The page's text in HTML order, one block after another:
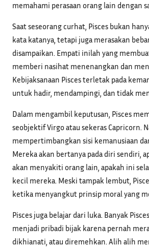
memahami perasaan orang lain dengan
Saat seseorang curhat, Pisces bukan
kata katanya, tetapi juga merasakan
disampaikan. Empati inilah yang
memberi nasihat menenangkan dan
Kebijaksanaan Pisces terletak pada
untuk hadir, mendampingi, dan tidak
Dalam mengambil keputusan, Pisces
seobjektif Virgo atau sekeras Capricorn.
mempertimbangkan sisi kemanusiaan
Mereka akan bertanya pada diri sendiri,
akan menyakiti orang lain, apakah ini
kecil mereka. Meski tampak lembut,
ketika menyangkut prinsip moral yang
Pisces juga belajar dari luka. Banyak
menjadi pribadi bijak karena pernah
dikhianati, atau diremehkan. Alih alih